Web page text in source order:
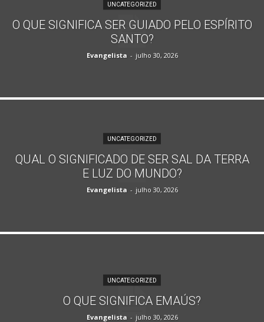
UNCATEGORIZED
O QUE SIGNIFICA SER GUIADO PELO ESPÍRITO
SANTO?
Evangelista - julho 30, 2026
UNCATEGORIZED
QUAL O SIGNIFICADO DE SER SAL DA TERRA
E LUZ DO MUNDO?
Evangelista - julho 30, 2026
UNCATEGORIZED
O QUE SIGNIFICA EMAÚS?
Evangelista - julho 30, 2026